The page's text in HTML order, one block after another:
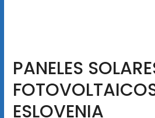
PANELES
ESLOVENIA